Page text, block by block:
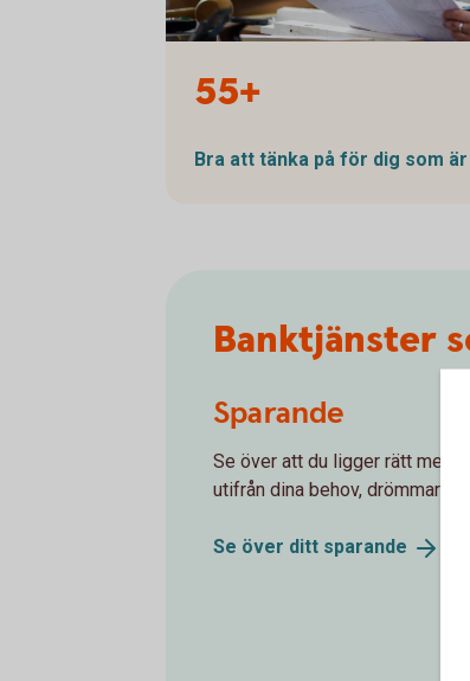
55+
Bra att tänka på för dig som är
Banktjänster
Sparande
Se över att du ligger rätt med
utifrån dina behov, drömmar
Se över ditt sparande